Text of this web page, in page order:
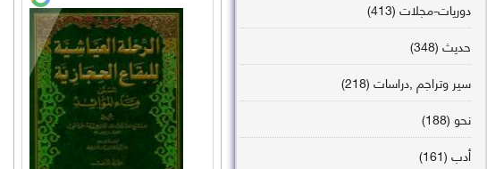
دوريات-مجلات (413)
حديث (348)
سير وتراجم ,دراسات (218)
نحو (188)
أدب (161)